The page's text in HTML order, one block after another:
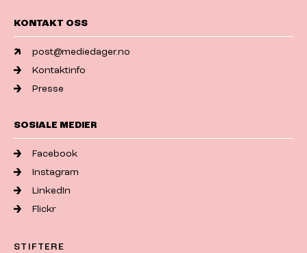
KONTAKT OSS
post@mediedager.no
Kontaktinfo
Presse
SOSIALE MEDIER
Facebook
Instagram
LinkedIn
Flickr
STIFTERE